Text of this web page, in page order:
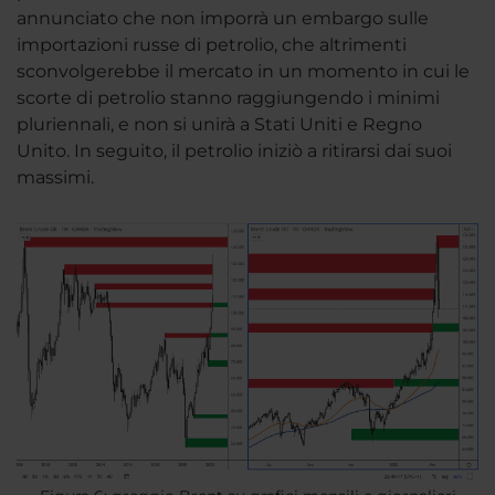
annunciato che non imporrà un embargo sulle
importazioni russe di petrolio, che altrimenti
sconvolgerebbe il mercato in un momento in cui le
scorte di petrolio stanno raggiungendo i minimi
pluriennali, e non si unirà a Stati Uniti e Regno
Unito. In seguito, il petrolio iniziò a ritirarsi dai suoi
massimi.